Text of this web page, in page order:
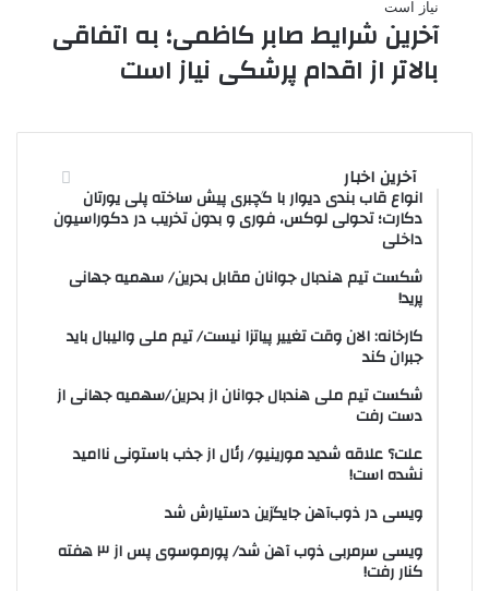
آخرین شرایط صابر کاظمی؛ به اتفاقی
بالاتر از اقدام پرشکی نیاز است
آخرین اخبار
انواع قاب بندی دیوار با گچبری پیش ساخته پلی یورتان
دکارت؛ تحولی لوکس، فوری و بدون تخریب در دکوراسیون
داخلی
شکست تیم هندبال جوانان مقابل بحرین/ سهمیه جهانی
پرید!
کارخانه: الان وقت تغییر پیاتزا نیست/ تیم ملی والیبال باید
جبران کند
شکست تیم ملی هندبال جوانان از بحرین/سهمیه جهانی از
دست رفت
علت؟ علاقه شدید مورینیو/ رئال از جذب باستونی ناامید
نشده است!
ویسی در ذوب‌آهن جایگزین دستیارش شد
ویسی سرمربی ذوب آهن شد/ پورموسوی پس از ۳ هفته
کنار رفت!